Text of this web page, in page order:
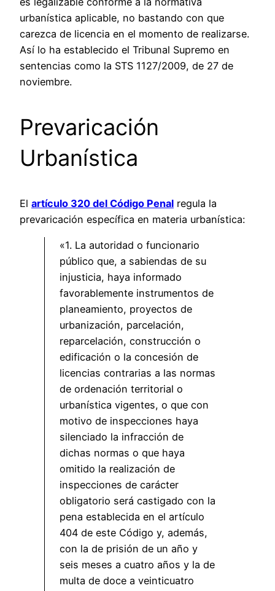
urbanística aplicable, no bastando con que
carezca de licencia en el momento de realizarse.
Así lo ha establecido el Tribunal Supremo en
sentencias como la STS 1127/2009, de 27 de
noviembre.
Prevaricación
Urbanística
El artículo 320 del Código Penal regula la
prevaricación específica en materia urbanística:
«1. La autoridad o funcionario
público que, a sabiendas de su
injusticia, haya informado
favorablemente instrumentos de
planeamiento, proyectos de
urbanización, parcelación,
reparcelación, construcción o
edificación o la concesión de
licencias contrarias a las normas
de ordenación territorial o
urbanística vigentes, o que con
motivo de inspecciones haya
silenciado la infracción de
dichas normas o que haya
omitido la realización de
inspecciones de carácter
obligatorio será castigado con la
pena establecida en el artículo
404 de este Código y, además,
con la de prisión de un año y
seis meses a cuatro años y la de
multa de doce a veinticuatro